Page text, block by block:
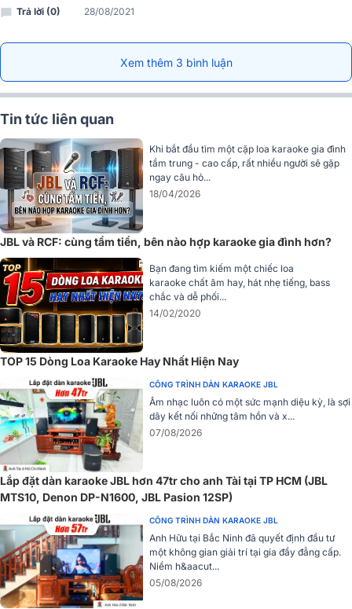
Thiết kế vớigóc phủ âm(Ngang x Dọc) 70° x 100° nên dù có lắp
đặt ở đâu trong gian phòng thì loa JBL MTS10 vẫn cho âm thanh
đầu ra đầy đủ, chân thực và sắc nét.
Dễ dàng phối ghép
Loa JBL MTS10 không hề kén các thiết bị âm thanh nhờ mức trở
kháng 8ohms cùng độ nhạy 94dB nên người dùng khá dễ dàng lựa
chọn các mẫuamply karaoke
có trên thị trường để tạo nên bộ dàn chuyên nghiệp phục vụ cho
phòng karaoke gia đình, karaoke kinh doanh chuyên nghiệp hay sân
khấu, hội trường, sự kiện.
Trả lời (0) 28/08/2021
Xem thêm 3 bình luận
Tin tức liên quan
Khi bắt đầu tìm một cặp loa karaoke gia đình
tầm trung - cao cấp, rất nhiều người sẽ gặp
ngay câu hỏ...
18/04/2026
JBL và RCF: cùng tầm tiền, bên nào hợp karaoke gia đình hơn?
Bạn đang tìm kiếm một chiếc loa
karaoke chất âm hay, hát nhẹ tiếng, bass
chắc và dễ phối...
14/02/2020
TOP 15 Dòng Loa Karaoke Hay Nhất Hiện Nay
CÔNG TRÌNH DÀN KARAOKE JBL
Âm nhạc luôn có một sức mạnh diệu kỳ, là sợi
dây kết nối những tâm hồn và x...
07/08/2026
Lắp đặt dàn karaoke JBL hơn 47tr cho anh Tài tại TP HCM (JBL
MTS10, Denon DP-N1600, JBL Pasion 12SP)
CÔNG TRÌNH DÀN KARAOKE JBL
Anh Hữu tại Bắc Ninh đã quyết định đầu tư
một không gian giải trí tại gia đầy đẳng cấp.
Niềm h&aacut...
05/08/2026